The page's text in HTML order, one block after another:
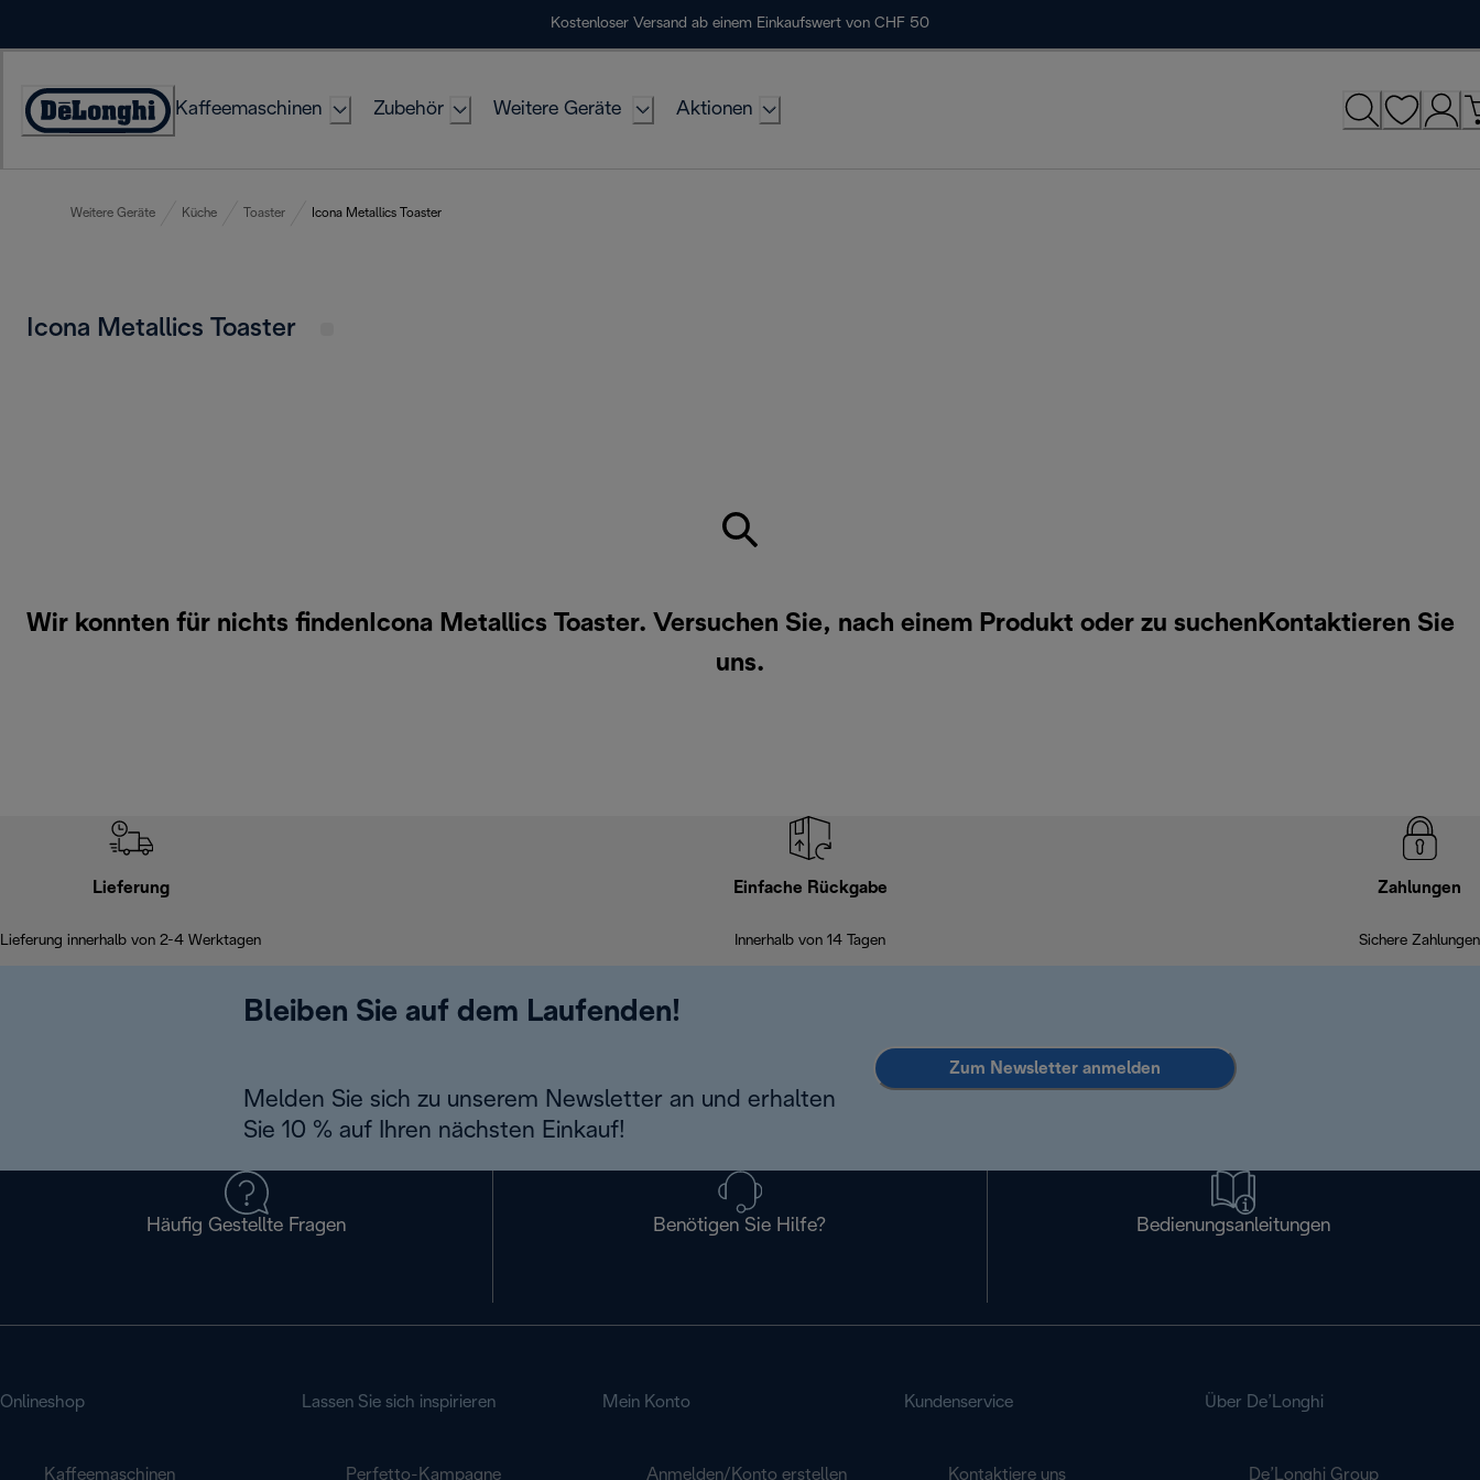
Kostenloser Versand ab einem Einkaufswert von CHF 50
Erklärung
Kaffeemaschinen Zubehör Weitere Geräte Aktionen
Weitere Geräte Küche Toaster Icona Metallics Toaster
Icona Metallics Toaster
Wir konnten für nichts findenIcona Metallics Toaster. Versuchen Sie, nach einem Produkt oder zu suchen Kontaktieren Sie
uns.
Lieferung
Lieferung innerhalb von 2-4 Werktagen
Einfache Rückgabe
Innerhalb von 14 Tagen
Zahlungen
Sichere Zahlungen
Bleiben Sie auf dem Laufenden!
Melden Sie sich zu unserem Newsletter an und erhalten
Sie 10 % auf Ihren nächsten Einkauf!
Zum Newsletter anmelden
Häufig Gestellte Fragen Benötigen Sie Hilfe? Bedienungsanleitungen
Onlineshop
Kaffeemaschinen
Lassen Sie sich inspirieren
Perfetto-Kampagne
Mein Konto
Anmelden/Konto erstellen
Kundenservice
Kontaktiere uns
Über De’Longhi
De’Longhi Group